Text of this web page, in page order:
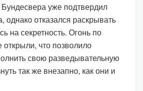
уже подтвердил
однако отказался раскрывать
на секретность. Огонь по
открыли, что позволило
свою разведывательную
так же внезапно, как они и